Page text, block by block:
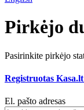
Pirkėjo
Pasirinkite pirkėjo
Registruotas
El. pašto adresas